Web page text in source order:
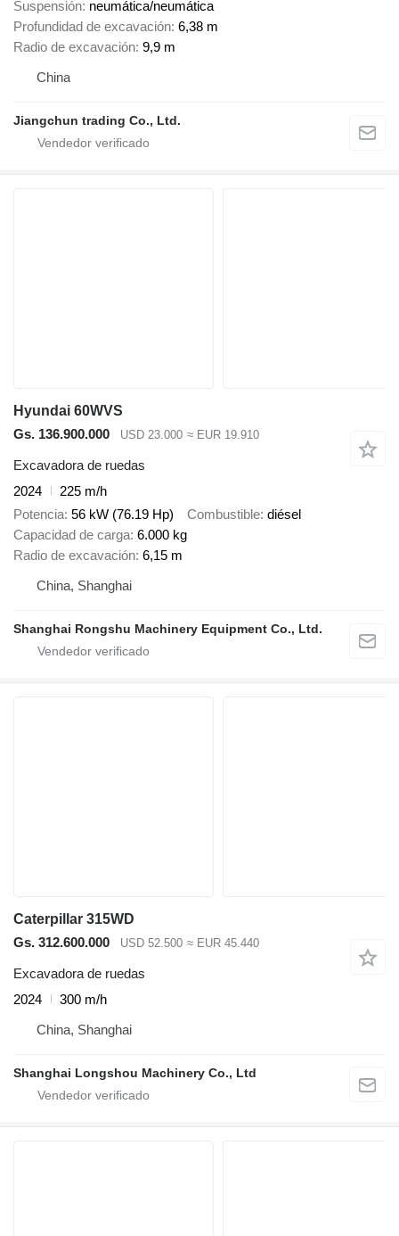
Suspensión neumática/neumática
Profundidad de excavación 6,38 m
Radio de excavación 9,9 m
China
Jiangchun trading Co., Ltd.
Hyundai 60WVS
Gs. 136.900.000
USD 23.000 ≈ EUR 19.910
Excavadora de ruedas
2024
225 m/h
Potencia 56 kW (76.19 Hp) Combustible diésel
Capacidad de carga 6.000 kg
Radio de excavación 6,15 m
China, Shanghai
Shanghai Rongshu Machinery Equipment Co., Ltd.
Caterpillar 315WD
Gs. 312.600.000
USD 52.500 ≈ EUR 45.440
Excavadora de ruedas
2024
300 m/h
China, Shanghai
Shanghai Longshou Machinery Co., Ltd